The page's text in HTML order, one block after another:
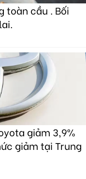
toàn cầu . Bối
giảm 3,9%
giảm tại Trung